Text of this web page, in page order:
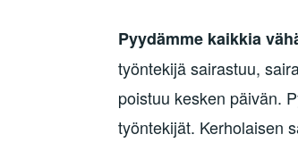
Pyydämme kaikkia
työntekijä sairastuu,
poistuu kesken päivän.
työntekijät. Kerholaisen